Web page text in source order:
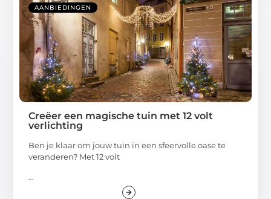
AANBIEDINGEN
Creëer een magische tuin met 12 volt
verlichting
Ben je klaar om jouw tuin in een sfeervolle oase te
veranderen? Met 12 volt
...